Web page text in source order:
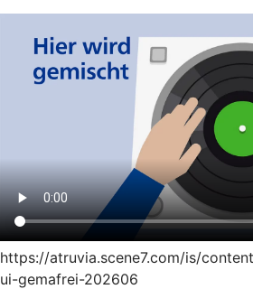
https://atruvia.scene7.com/is/
ui-gemafrei-202606